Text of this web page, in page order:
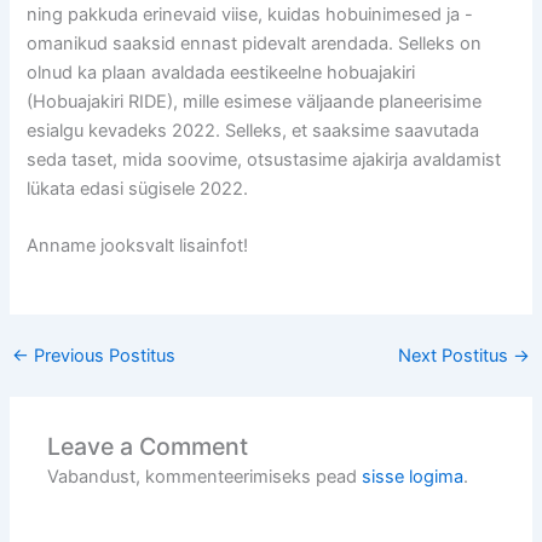
ning pakkuda erinevaid viise, kuidas hobuinimesed ja -
omanikud saaksid ennast pidevalt arendada. Selleks on
olnud ka plaan avaldada eestikeelne hobuajakiri
(Hobuajakiri RIDE), mille esimese väljaande planeerisime
esialgu kevadeks 2022. Selleks, et saaksime saavutada
seda taset, mida soovime, otsustasime ajakirja avaldamist
lükata edasi sügisele 2022.
Anname jooksvalt lisainfot!
← Previous Postitus Next Postitus →
Leave a Comment
Vabandust, kommenteerimiseks pead sisse logima.